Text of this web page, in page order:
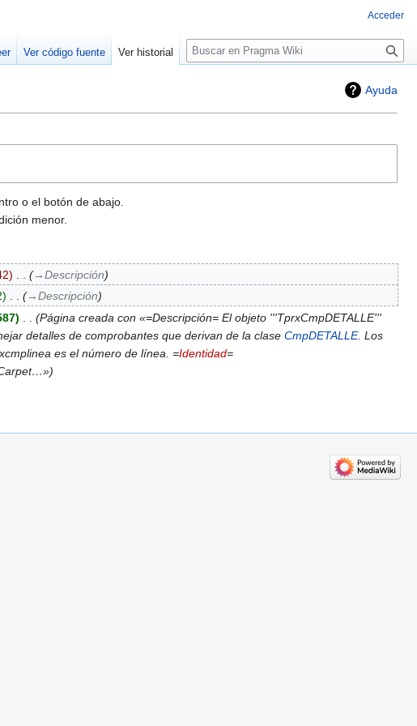
Ayuda
o el botón de abajo.
menor.
→‎Descripción
→‎Descripción
Página creada con «=Descripción= El objeto '''TprxCmpDETALLE'''
detalles de comprobantes que derivan de la claseCmpDETALLE. Los
es el número de línea. =Identidad=
Acceder
Ver código fuente Ver historial
Buscar